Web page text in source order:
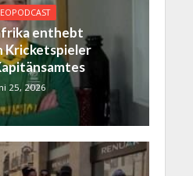
enthebt
Kricketspieler
25, 2026